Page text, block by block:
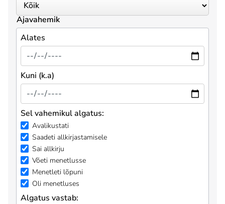
Ajavahemik
Alates
Kuni (k.a)
Sel vahemikul algatus:
Avalikustati
Saadeti allkirjastamisele
Sai allkirju
Võeti menetlusse
Menetleti lõpuni
Oli menetluses
Algatus vastab: